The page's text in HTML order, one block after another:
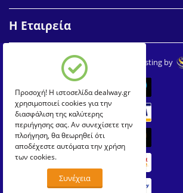
Η Εταιρεία
© 2007-2026 Dealway. Create & Hosting by
Προσοχή! Η ιστοσελίδα dealway.gr
χρησιμοποιεί cookies για την
διασφάλιση της καλύτερης
περιήγησης σας. Αν συνεχίσετε την
πλοήγηση, θα θεωρηθεί ότι
αποδέχεστε αυτόματα την χρήση
των cookies.
Συνέχεια